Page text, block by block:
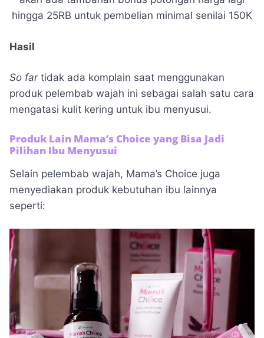
hingga 25RB untuk pembelian minimal senilai 150K
Hasil
So fartidak ada komplain saat menggunakan
produk pelembab wajah ini sebagai salah satu cara
mengatasi kulit kering untuk ibu menyusui.
Produk Lain Mama’s Choice yang Bisa Jadi
Pilihan Ibu Menyusui
Selain pelembab wajah, Mama’s Choice juga
menyediakan produk kebutuhan ibu lainnya
seperti: